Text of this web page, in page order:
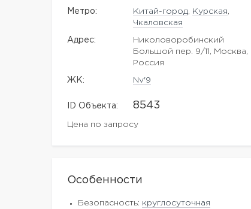
Метро: Китай-город Курская
Чкаловская
Адрес:
Николоворобинский
Большой пер. 9/11, Москва,
Россия
ЖK: Nv'9
ID Объекта: 8543
Цена по запросу
Особенности
Безопасность: круглосуточная